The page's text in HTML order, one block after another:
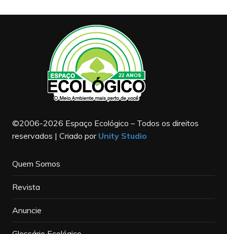
©2006-2026 Espaço Ecológico – Todos os direitos
reservados | Criado por Unity Studio
Quem Somos
Revista
Anuncie